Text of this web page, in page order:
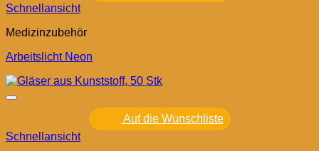
Schnellansicht
Medizinzubehör
Arbeitslicht Neon
Auf die Wunschliste
Schnellansicht